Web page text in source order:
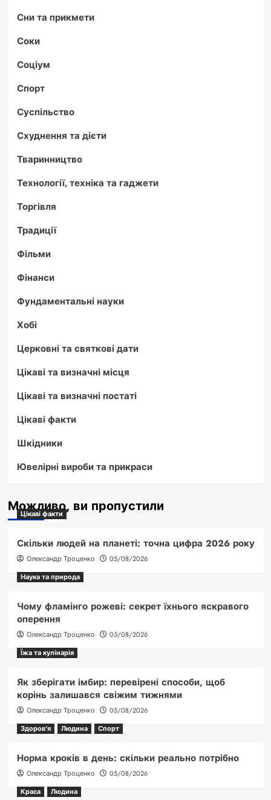
Сни та прикмети
Соки
Соціум
Спорт
Суспільство
Схуднення та дієти
Тваринництво
Технології, техніка та гаджети
Торгівля
Традиції
Фільми
Фінанси
Фундаментальні науки
Хобі
Церковні та святкові дати
Цікаві та визначні місця
Цікаві та визначні постаті
Цікаві факти
Шкідники
Ювелірні вироби та прикраси
Можливо, ви пропустили
Цікаві факти
Скільки людей на планеті: точна цифра 2026 року
Олександр Троценко
05/08/2026
Наука та природа
Чому фламінго рожеві: секрет їхнього яскравого
оперення
Олександр Троценко
05/08/2026
Їжа та кулінарія
Як зберігати імбир: перевірені способи, щоб
корінь залишався свіжим тижнями
Олександр Троценко
05/08/2026
Здоров'я
Людина Спорт
Норма кроків в день: скільки реально потрібно
Олександр Троценко
05/08/2026
Краса
Людина